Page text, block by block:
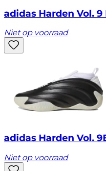
adidas Harden Vol. 9
Niet op voorraad
adidas Harden Vol.
Niet op voorraad